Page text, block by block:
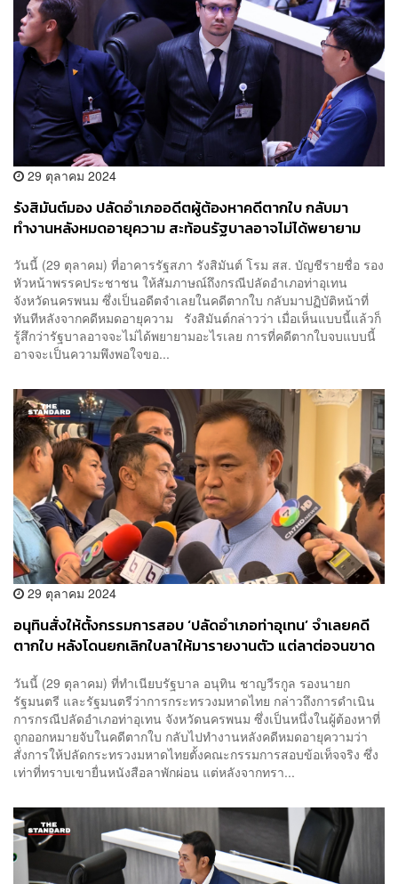
29 ตุลาคม 2024
รังสิมันต์มอง ปลัดอำเภออดีตผู้ต้องหาคดีตากใบ กลับมา
ทำงานหลังหมดอายุความ สะท้อนรัฐบาลอาจไม่ได้พยายาม
วันนี้ (29 ตุลาคม) ที่อาคารรัฐสภา รังสิมันต์ โรม สส. บัญชีรายชื่อ รอง
หัวหน้าพรรคประชาชน ให้สัมภาษณ์ถึงกรณีปลัดอำเภอท่าอุเทน
จังหวัดนครพนม ซึ่งเป็นอดีตจำเลยในคดีตากใบ กลับมาปฏิบัติหน้าที่
ทันทีหลังจากคดีหมดอายุความ รังสิมันต์กล่าวว่า เมื่อเห็นแบบนี้แล้วก็
รู้สึกว่ารัฐบาลอาจจะไม่ได้พยายามอะไรเลย การที่คดีตากใบจบแบบนี้
อาจจะเป็นความพึงพอใจขอ...
29 ตุลาคม 2024
อนุทินสั่งให้ตั้งกรรมการสอบ ‘ปลัดอำเภอท่าอุเทน’ จำเลยคดี
ตากใบ หลังโดนยกเลิกใบลาให้มารายงานตัว แต่ลาต่อจนขาด
วันนี้ (29 ตุลาคม) ที่ทำเนียบรัฐบาล อนุทิน ชาญวีรกูล รองนายก
รัฐมนตรี และรัฐมนตรีว่าการกระทรวงมหาดไทย กล่าวถึงการดำเนิน
การกรณีปลัดอำเภอท่าอุเทน จังหวัดนครพนม ซึ่งเป็นหนึ่งในผู้ต้องหาที่
ถูกออกหมายจับในคดีตากใบ กลับไปทำงานหลังคดีหมดอายุความว่า
สั่งการให้ปลัดกระทรวงมหาดไทยตั้งคณะกรรมการสอบข้อเท็จจริง ซึ่ง
เท่าที่ทราบเขายื่นหนังสือลาพักผ่อน แต่หลังจากทรา...